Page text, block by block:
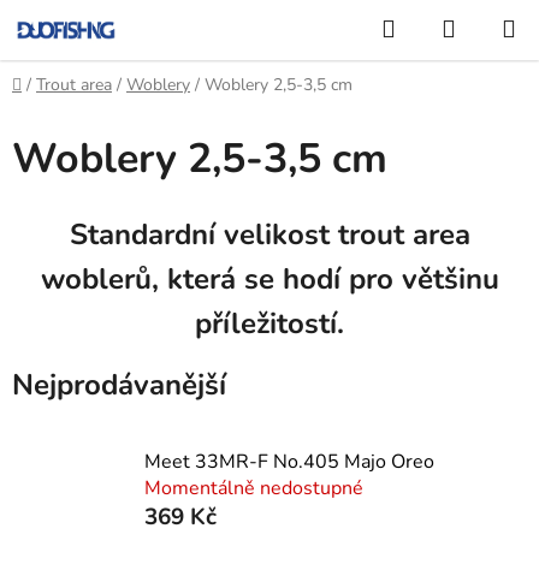
na
obsah
Hledat
KOŠÍK
Domů
/ Trout area / Woblery / Woblery 2,5-3,5 cm
Woblery 2,5-3,5 cm
Standardní velikost trout area
woblerů, která se hodí pro většinu
příležitostí.
Nejprodávanější
Meet 33MR-F No.405 Majo Oreo
Momentálně nedostupné
369 Kč